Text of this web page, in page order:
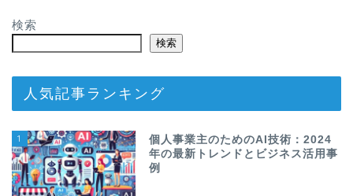
検索
検索
人気記事ランキング
1
個人事業主のためのAI技術：2024
年の最新トレンドとビジネス活用事
例